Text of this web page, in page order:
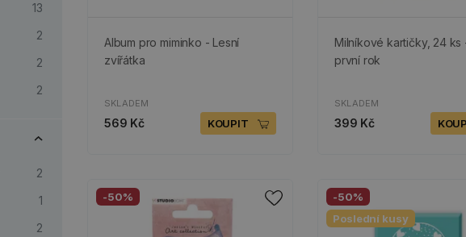
13
2
2
2
2
1
2
Album pro miminko - Lesní
zvířátka
SKLADEM
569 Kč KOUPIT
Milníkové kartičky, 24 ks
první rok
SKLADEM
399 Kč
-50%
-50%
Poslední kusy